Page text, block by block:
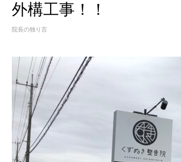
外構工事！！
院長の独り言